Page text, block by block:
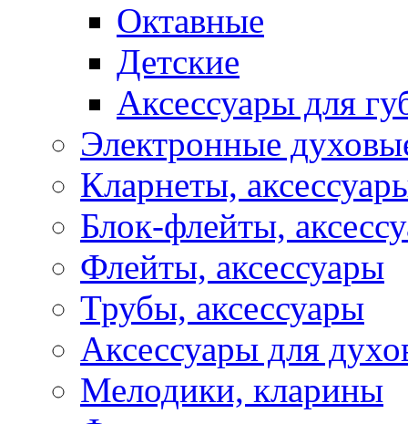
Октавные
Детские
Аксессуары для
Электронные
Кларнеты,
Блок-флейты,
Флейты, аксессуары
Трубы, аксессуары
Аксессуары для
Мелодики, кларины